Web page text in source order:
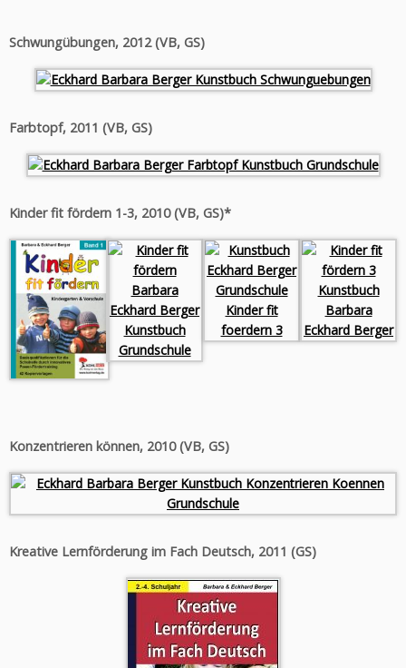
Schwungübungen, 2012 (VB, GS)
Farbtopf, 2011 (VB, GS)
Kinder fit fördern 1-3, 2010 (VB, GS)*
Konzentrieren können, 2010 (VB, GS)
Kreative Lernförderung im Fach Deutsch, 2011 (GS)